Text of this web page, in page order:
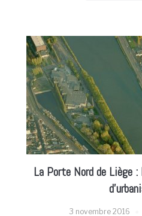
La Porte Nord de Liège
3 novembre 2016